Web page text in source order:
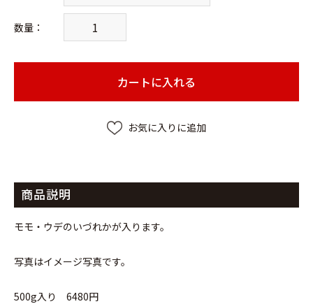
数量：
カートに入れる
お気に入りに追加
商品説明
モモ・ウデのいづれかが入ります。
写真はイメージ写真です。
500g入り 6480円